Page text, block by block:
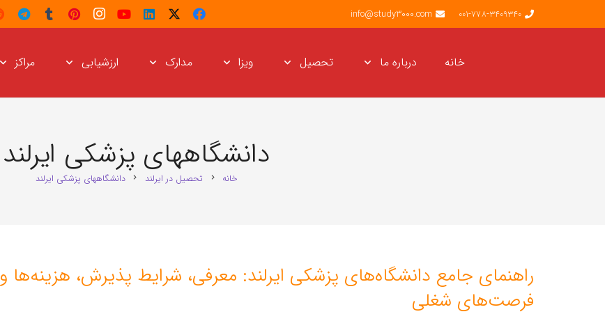
001-778-3409340
info@study3000.com
خانه درباره ما تحصیل ویزا مدارک ارزشیابی مراکز
دانشگاههای پزشکی ایرلند
خانه chevron_right تحصیل در ایرلند chevron_right دانشگاههای پزشکی ایرلند
راهنمای جامع دانشگاه‌های پزشکی ایرلند: معرفی، شرایط پذیرش، هزینه‌ها و
فرصت‌های شغلی